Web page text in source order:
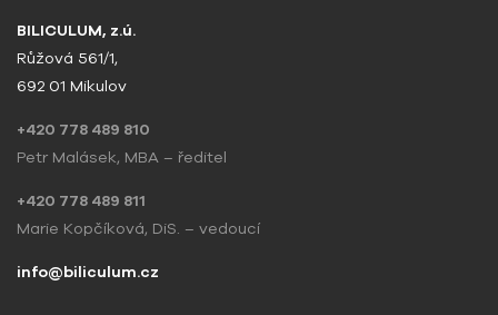
BILICULUM, z.ú.
Růžová 561/1,
692 01 Mikulov
+420 778 489 810
Petr Malásek, MBA – ředitel
+420 778 489 811
Marie Kopčíková, DiS. – vedoucí
info@biliculum.cz